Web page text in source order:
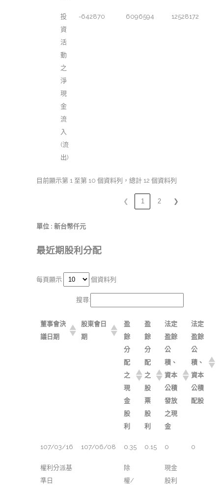
投
資
活
動
之
淨
現
金
流
入
(流
出)
-642870 6096594 12528172
目前顯示第 1 至第 10 個資料列，總計 12 個資料列
❮ 1 2 ❯
單位 : 新台幣仟元
最近期股利分配
每頁顯示 個資料列
搜尋:
董事會決
議日期
股東會日
期
盈
餘
分
配
之
現
金
股
利
盈
餘
分
配
之
股
票
股
利
法定
盈餘
公
積、
資本
公積
發放
之現
金
法定
盈餘
公
積、
資本
公積
配股
107/03/16 107/06/08 0.35 0.15 0 0
權利分派基
準日
除
權/
現金
股利